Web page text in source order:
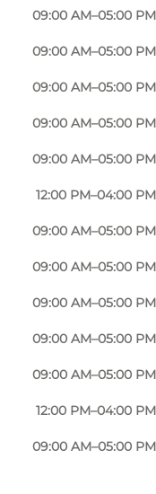
09:00 AM–05:00 PM
09:00 AM–05:00 PM
09:00 AM–05:00 PM
09:00 AM–05:00 PM
09:00 AM–05:00 PM
12:00 PM–04:00 PM
09:00 AM–05:00 PM
09:00 AM–05:00 PM
09:00 AM–05:00 PM
09:00 AM–05:00 PM
09:00 AM–05:00 PM
12:00 PM–04:00 PM
09:00 AM–05:00 PM
Foto: